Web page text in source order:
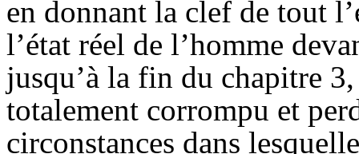
en donnant la clef de tout
l’état réel de l’homme
jusqu’à la fin du chapitre
totalement corrompu et
circonstances dans